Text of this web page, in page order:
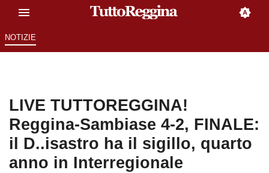
NOTIZIE
LIVE TUTTOREGGINA!
Reggina-Sambiase 4-2, FINALE:
il D..isastro ha il sigillo, quarto
anno in Interregionale